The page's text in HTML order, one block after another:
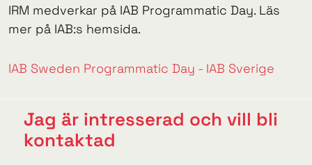
IRM medverkar på IAB Programmatic Day. Läs
mer på IAB:s hemsida.
IAB Sweden Programmatic Day - IAB Sverige
Jag är intresserad och vill bli
kontaktad